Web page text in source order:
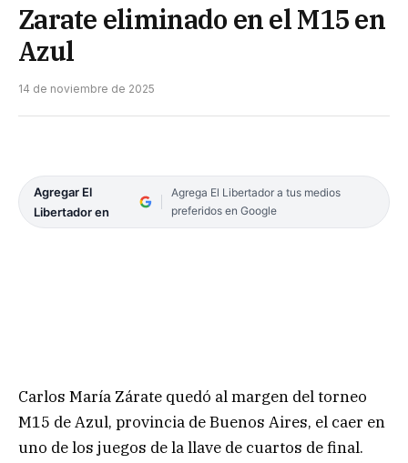
Zarate eliminado en el M15 en
Azul
14 de noviembre de 2025
Agregar El
Libertador en
Agrega El Libertador a tus medios
preferidos en Google
Carlos María Zárate quedó al margen del torneo
M15 de Azul, provincia de Buenos Aires, el caer en
uno de los juegos de la llave de cuartos de final.